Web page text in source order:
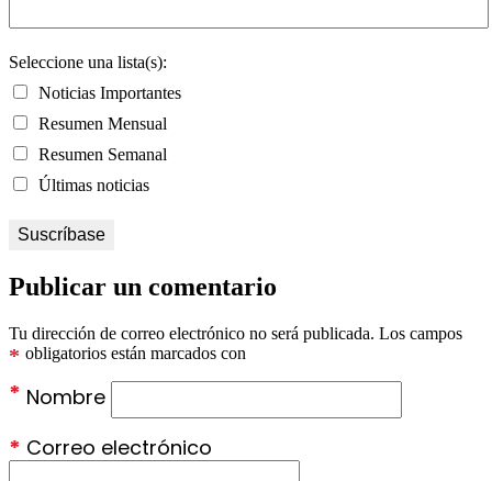
Seleccione una lista(s):
Noticias Importantes
Resumen Mensual
Resumen Semanal
Últimas noticias
Publicar un comentario
Tu dirección de correo electrónico no será publicada. Los campos
obligatorios están marcados con
*
Nombre
*
Correo electrónico
*